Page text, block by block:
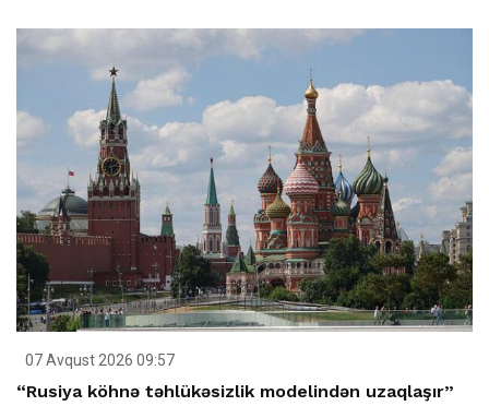
07 Avqust 2026 09:57
“Rusiya köhnə təhlükəsizlik modelindən uzaqlaşır”